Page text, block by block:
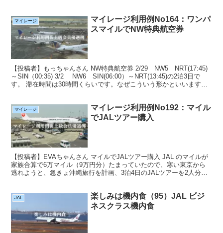
マイレージ
マイレージ利用例No164：ワンパ
スマイルでNW特典航空券
【投稿者】もっちゃんさん NW特典航空券 2/29 NW5 NRT(17:45)
～SIN（00:35) 3/2 NW6 SIN(06:00）～NRT(13:45)の2泊3日で
す。 滞在時間は30時間くらいです。なぜこういう形かといいます
マイレージ
マイレージ利用例No192：マイル
でJALツアー購入
【投稿者】EVAちゃんさん マイルでJALツアー購入 JAL のマイルが
家族合算で6万マイル（9万円分）たまっていたので、寒い東京から
逃れようと、急きょ沖縄旅行を計画、3泊4日のJALツアーを2人分購
JAL
楽しみは機内食（95）JAL ビジ
ネスクラス機内食